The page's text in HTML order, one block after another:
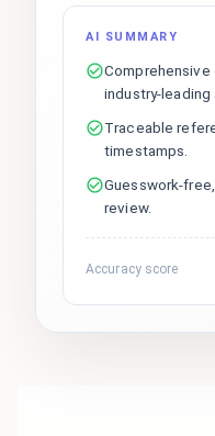
AI SUMMARY
industry-leading
Traceable
timestamps.
Guesswork-
review.
Accuracy score